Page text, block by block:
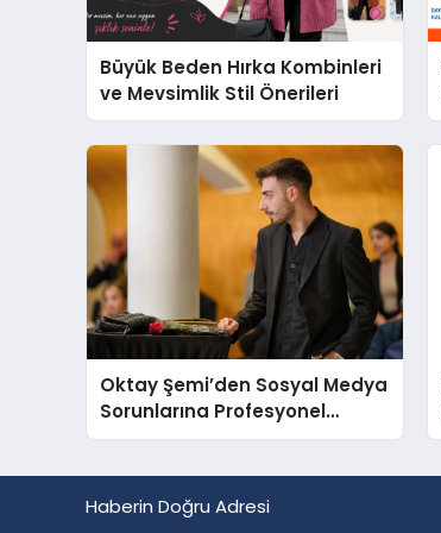
Büyük Beden Hırka Kombinleri
ve Mevsimlik Stil Önerileri
Oktay Şemi’den Sosyal Medya
Sorunlarına Profesyonel
Müdahale ve Hızlı Çözüm
Haberin Doğru Adresi